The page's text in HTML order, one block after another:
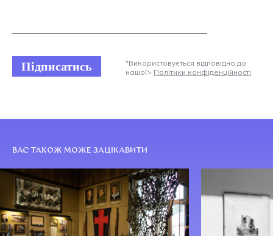
Підписатись
*Використовується відповідно до
нашої> Політики конфіденційності
ВАС ТАКОЖ МОЖЕ ЗАЦІКАВИТИ